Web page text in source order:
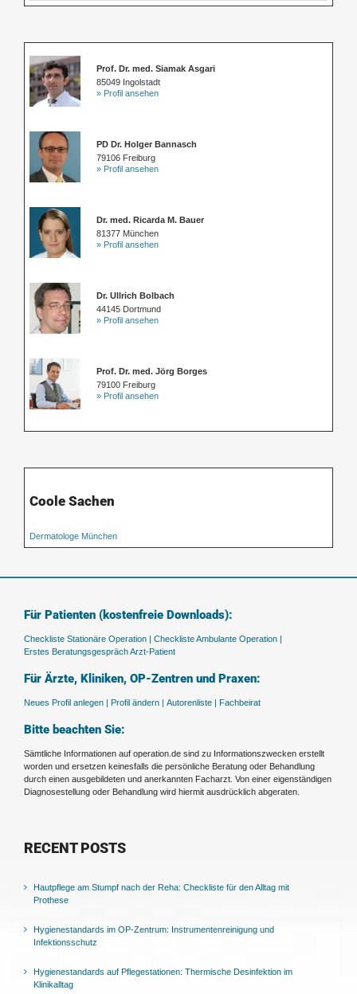
Prof. Dr. med. Siamak Asgari
85049 Ingolstadt
» Profil ansehen
PD Dr. Holger Bannasch
79106 Freiburg
» Profil ansehen
Dr. med. Ricarda M. Bauer
81377 München
» Profil ansehen
Dr. Ullrich Bolbach
44145 Dortmund
» Profil ansehen
Prof. Dr. med. Jörg Borges
79100 Freiburg
» Profil ansehen
Coole Sachen
Dermatologe München
Für Patienten (kostenfreie Downloads):
Checkliste Stationäre Operation | Checkliste Ambulante Operation |
Erstes Beratungsgespräch Arzt-Patient
Für Ärzte, Kliniken, OP-Zentren und Praxen:
Neues Profil anlegen | Profil ändern | Autorenliste | Fachbeirat
Bitte beachten Sie:
Sämtliche Informationen auf operation.de sind zu Informationszwecken erstellt
worden und ersetzen keinesfalls die persönliche Beratung oder Behandlung
durch einen ausgebildeten und anerkannten Facharzt. Von einer eigenständigen
Diagnosestellung oder Behandlung wird hiermit ausdrücklich abgeraten.
RECENT POSTS
Hautpflege am Stumpf nach der Reha: Checkliste für den Alltag mit
Prothese
Hygienestandards im OP-Zentrum: Instrumentenreinigung und
Infektionsschutz
Hygienestandards auf Pflegestationen: Thermische Desinfektion im
Klinikalltag